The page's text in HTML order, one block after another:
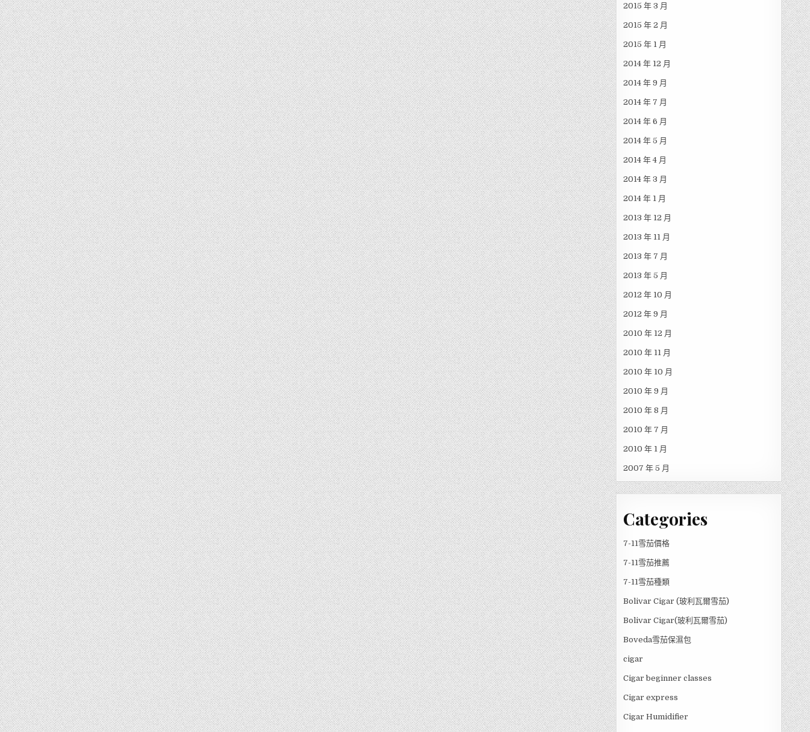
2015 年 3 月
2015 年 2 月
2015 年 1 月
2014 年 12 月
2014 年 9 月
2014 年 7 月
2014 年 6 月
2014 年 5 月
2014 年 4 月
2014 年 3 月
2014 年 1 月
2013 年 12 月
2013 年 11 月
2013 年 7 月
2013 年 5 月
2012 年 10 月
2012 年 9 月
2010 年 12 月
2010 年 11 月
2010 年 10 月
2010 年 9 月
2010 年 8 月
2010 年 7 月
2010 年 1 月
2007 年 5 月
Categories
7-11雪茄價格
7-11雪茄推薦
7-11雪茄種類
Bolivar Cigar (玻利瓦爾雪茄)
Bolivar Cigar(玻利瓦爾雪茄)
Boveda雪茄保濕包
cigar
Cigar beginner classes
Cigar express
Cigar Humidifier